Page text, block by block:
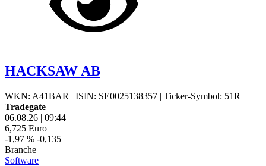
HACKSAW AB
WKN: A41BAR | ISIN: SE0025138357 | Ticker-Symbol: 51R
Tradegate
06.08.26 | 09:44
6,725 Euro
-1,97 % -0,135
Branche
Software